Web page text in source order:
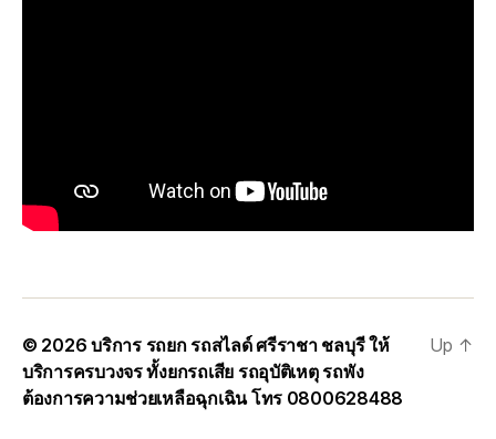
© 2026บริการ รถยก รถสไลด์ ศรีราชา ชลบุรี ให้
บริการครบวงจร ทั้งยกรถเสีย รถอุบัติเหตุ รถพัง
ต้องการความช่วยเหลือฉุกเฉิน โทร 0800628488
Up ↑